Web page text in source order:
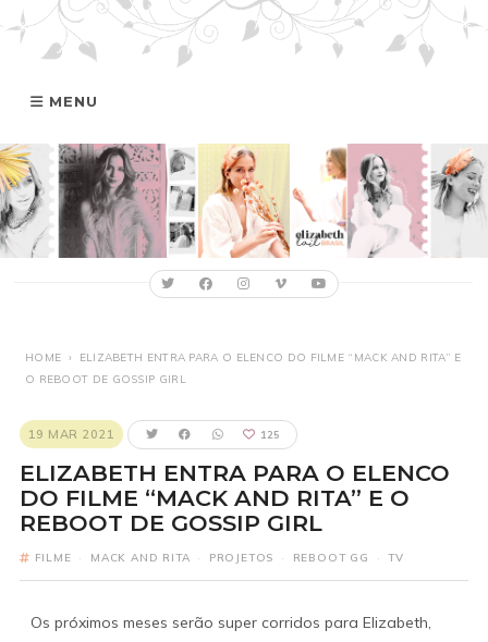
MENU
HOME
GALERIA
HOME ›
ELIZABETH ENTRA PARA O ELENCO DO FILME “MACK AND RITA” E
O REBOOT DE GOSSIP GIRL
19 MAR 2021 125
ELIZABETH ENTRA PARA O ELENCO
DO FILME “MACK AND RITA” E O
REBOOT DE GOSSIP GIRL
FILME · MACK AND RITA · PROJETOS · REBOOT GG · TV
Os próximos meses serão super corridos para Elizabeth,